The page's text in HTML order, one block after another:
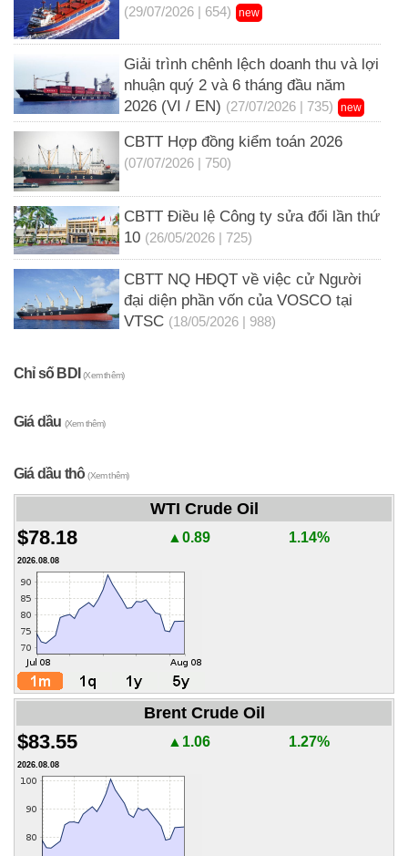
(29/07/2026 | 654) new
Giải trình chênh lệch doanh thu và lợi
nhuận quý 2 và 6 tháng đầu năm
2026 (VI / EN) (27/07/2026 | 735) new
CBTT Hợp đồng kiểm toán 2026
(07/07/2026 | 750)
CBTT Điều lệ Công ty sửa đổi lần thứ
10 (26/05/2026 | 725)
CBTT NQ HĐQT về việc cử Người
đại diện phần vốn của VOSCO tại
VTSC (18/05/2026 | 988)
Chỉ số BDI(Xem thêm)
Giá dầu (Xem thêm)
Giá dầu thô(Xem thêm)
WTI Crude Oil
$78.18 ▲0.89 1.14%
2026.08.08
Brent Crude Oil
$83.55 ▲1.06 1.27%
2026.08.08